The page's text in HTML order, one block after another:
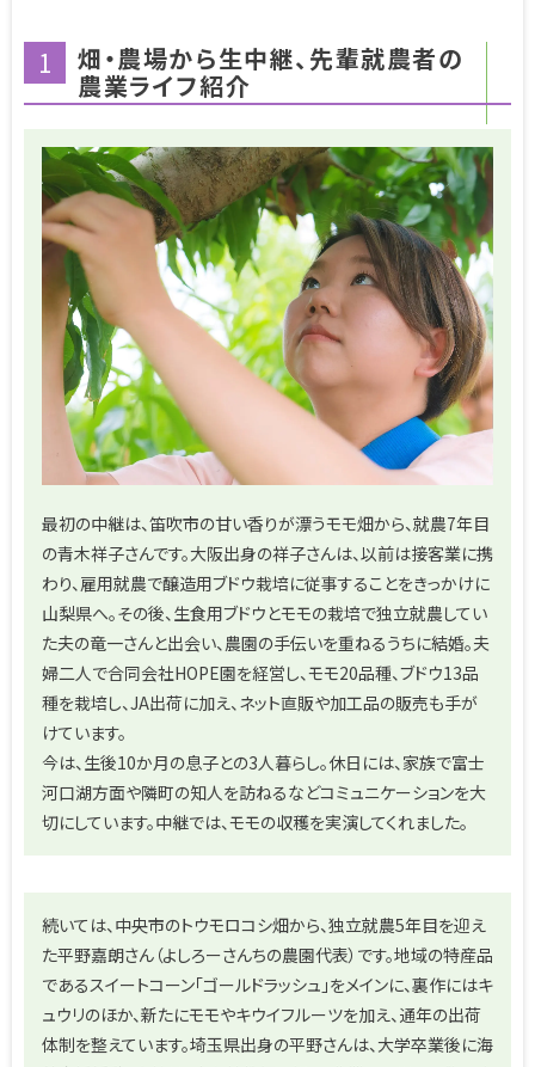
1 畑・農場から生中継、先輩就農者の
農業ライフ紹介
最初の中継は、笛吹市の甘い香りが漂うモモ畑から、就農7年目
の青木祥子さんです。大阪出身の祥子さんは、以前は接客業に携
わり、雇用就農で醸造用ブドウ栽培に従事することをきっかけに
山梨県へ。その後、生食用ブドウとモモの栽培で独立就農してい
た夫の竜一さんと出会い、農園の手伝いを重ねるうちに結婚。夫
婦二人で合同会社HOPE園を経営し、モモ20品種、ブドウ13品
種を栽培し、JA出荷に加え、ネット直販や加工品の販売も手が
けています。
今は、生後10か月の息子との3人暮らし。休日には、家族で富士
河口湖方面や隣町の知人を訪ねるなどコミュニケーションを大
切にしています。中継では、モモの収穫を実演してくれました。
続いては、中央市のトウモロコシ畑から、独立就農5年目を迎え
た平野嘉朗さん（よしろーさんちの農園代表）です。地域の特産品
であるスイートコーン「ゴールドラッシュ」をメインに、裏作にはキ
ュウリのほか、新たにモモやキウイフルーツを加え、通年の出荷
体制を整えています。埼玉県出身の平野さんは、大学卒業後に海